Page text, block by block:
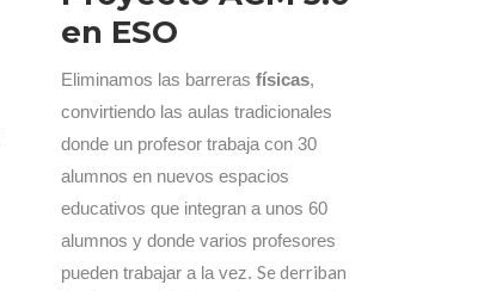
en ESO
Eliminamos las barreras físicas,
convirtiendo las aulas tradicionales
donde un profesor trabaja con 30
alumnos en nuevos espacios
educativos que integran a unos 60
alumnos y donde varios profesores
pueden trabajar a la vez. Se derriban